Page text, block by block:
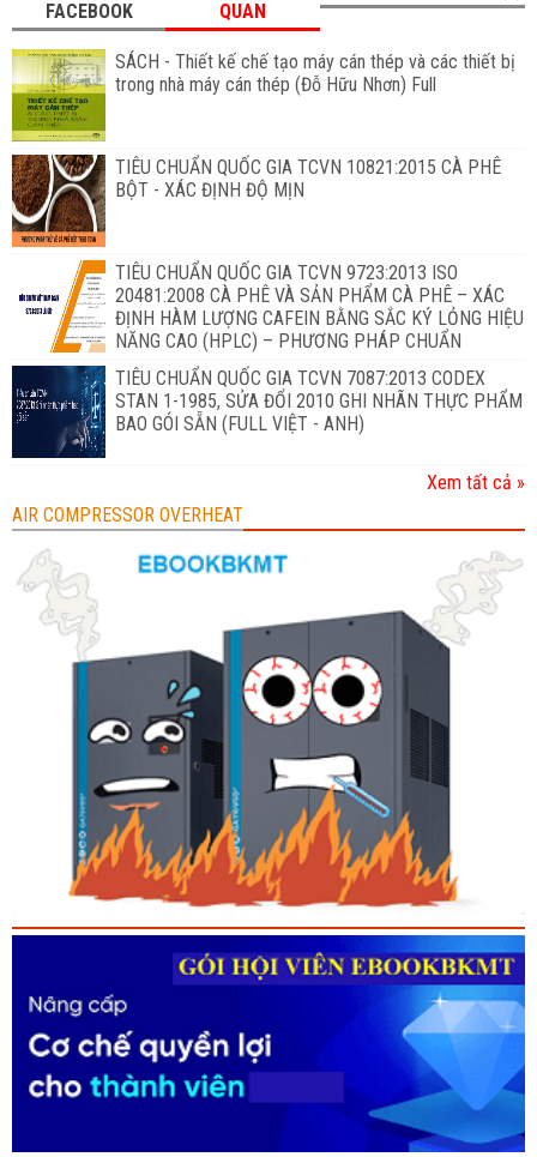
FACEBOOK
QUAN
SÁCH - Thiết kế chế tạo máy cán thép và các thiết bị
trong nhà máy cán thép (Đỗ Hữu Nhơn) Full
TIÊU CHUẨN QUỐC GIA TCVN 10821:2015 CÀ PHÊ
BỘT - XÁC ĐỊNH ĐỘ MỊN
TIÊU CHUẨN QUỐC GIA TCVN 9723:2013 ISO
20481:2008 CÀ PHÊ VÀ SẢN PHẨM CÀ PHÊ – XÁC
ĐỊNH HÀM LƯỢNG CAFEIN BẰNG SẮC KÝ LỎNG HIỆU
NĂNG CAO (HPLC) – PHƯƠNG PHÁP CHUẨN
TIÊU CHUẨN QUỐC GIA TCVN 7087:2013 CODEX
STAN 1-1985, SỬA ĐỔI 2010 GHI NHÃN THỰC PHẨM
BAO GÓI SẴN (FULL VIỆT - ANH)
Xem tất cả »
AIR COMPRESSOR OVERHEAT